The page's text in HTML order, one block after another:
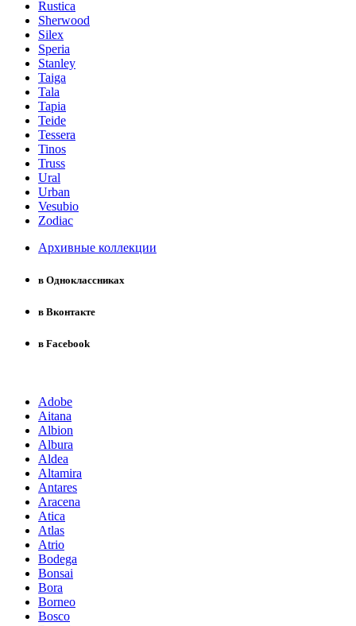
Rustica
Sherwood
Silex
Speria
Stanley
Taiga
Tala
Tapia
Teide
Tessera
Tinos
Truss
Ural
Urban
Vesubio
Zodiac
Архивные коллекции
в Одноклассниках
в Вконтакте
в Facebook
Adobe
Aitana
Albion
Albura
Aldea
Altamira
Antares
Aracena
Atica
Atlas
Atrio
Bodega
Bonsai
Bora
Borneo
Bosco